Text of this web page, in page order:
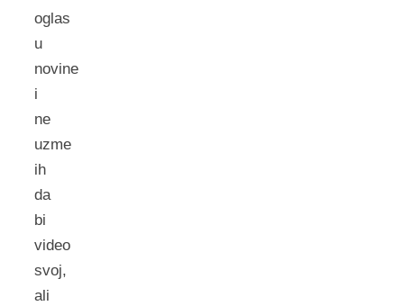
oglas
u
novine
i
ne
uzme
ih
da
bi
video
svoj,
ali